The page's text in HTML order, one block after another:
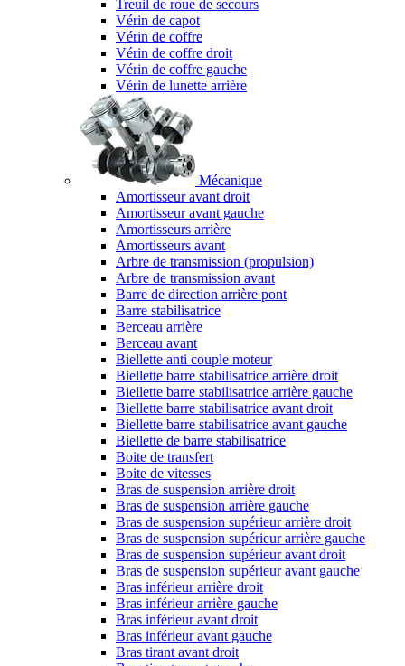
Treuil de roue de secours
Vérin de capot
Vérin de coffre
Vérin de coffre droit
Vérin de coffre gauche
Vérin de lunette arrière
Mécanique
Amortisseur avant droit
Amortisseur avant gauche
Amortisseurs arrière
Amortisseurs avant
Arbre de transmission (propulsion)
Arbre de transmission avant
Barre de direction arrière pont
Barre stabilisatrice
Berceau arrière
Berceau avant
Biellette anti couple moteur
Biellette barre stabilisatrice arrière droit
Biellette barre stabilisatrice arrière gauche
Biellette barre stabilisatrice avant droit
Biellette barre stabilisatrice avant gauche
Biellette de barre stabilisatrice
Boite de transfert
Boite de vitesses
Bras de suspension arrière droit
Bras de suspension arrière gauche
Bras de suspension supérieur arrière droit
Bras de suspension supérieur arrière gauche
Bras de suspension supérieur avant droit
Bras de suspension supérieur avant gauche
Bras inférieur arrière droit
Bras inférieur arrière gauche
Bras inférieur avant droit
Bras inférieur avant gauche
Bras tirant avant droit